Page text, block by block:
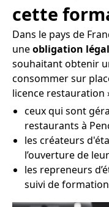
cette
Dans le pays de
uneobligation
souhaitant obtenir
consommer sur
licence restauration
ceux qui sont
restaurants à
les créateurs
l’ouverture de
les repreneurs
suivi de